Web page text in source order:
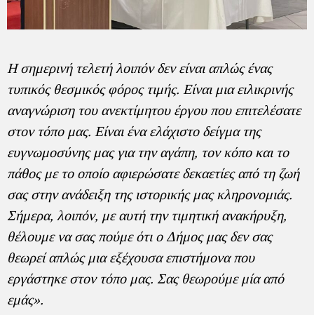
Η σημερινή τελετή λοιπόν δεν είναι απλώς ένας
τυπικός θεσμικός φόρος τιμής. Είναι μια ειλικρινής
αναγνώριση του ανεκτίμητου έργου που επιτελέσατε
στον τόπο μας. Είναι ένα ελάχιστο δείγμα της
ευγνωμοσύνης μας για την αγάπη, τον κόπο και το
πάθος με το οποίο αφιερώσατε δεκαετίες από τη ζωή
σας στην ανάδειξη της ιστορικής μας κληρονομιάς.
Σήμερα, λοιπόν, με αυτή την τιμητική ανακήρυξη,
θέλουμε να σας πούμε ότι ο Δήμος μας δεν σας
θεωρεί απλώς μια εξέχουσα επιστήμονα που
εργάστηκε στον τόπο μας. Σας θεωρούμε μία από
εμάς».